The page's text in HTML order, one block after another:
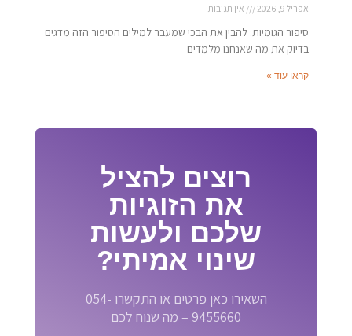
אפריל 9, 2026 אין תגובות
סיפור הגומיות: להבין את הבכי שמעבר למילים הסיפור הזה מדגים
בדיוק את מה שאנחנו מלמדים
קראו עוד »
רוצים להציל
את הזוגיות
שלכם ולעשות
שינוי אמיתי?
השאירו כאן פרטים או התקשרו 054-
9455660 – מה שנוח לכם